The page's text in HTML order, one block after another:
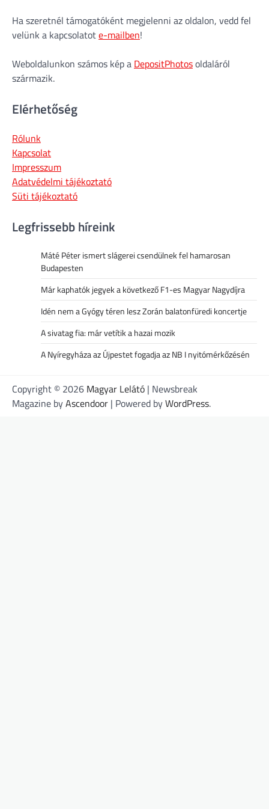
Ha szeretnél támogatóként megjelenni az oldalon, vedd fel
velünk a kapcsolatote-mailben!
Weboldalunkon számos kép a DepositPhotosoldaláról
származik.
Elérhetőség
Rólunk
Kapcsolat
Impresszum
Adatvédelmi tájékoztató
Süti tájékoztató
Legfrissebb híreink
Máté Péter ismert slágerei csendülnek fel hamarosan
Budapesten
Már kaphatók jegyek a következő F1-es Magyar Nagydíjra
Idén nem a Gyógy téren lesz Zorán balatonfüredi koncertje
A sivatag fia: már vetítik a hazai mozik
A Nyíregyháza az Újpestet fogadja az NB I nyitómérkőzésén
Copyright © 2026 Magyar Lelátó | Newsbreak
Magazine byAscendoor | Powered byWordPress.